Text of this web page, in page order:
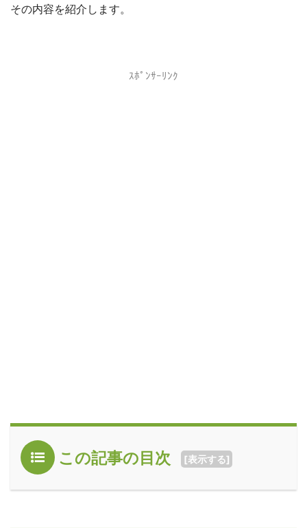
その内容を紹介します。
ｽﾎﾟﾝｻｰﾘﾝｸ
この記事の目次 [表示する]